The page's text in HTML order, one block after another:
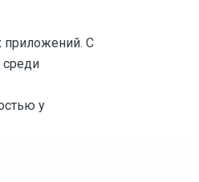
приложений. С
среди
у